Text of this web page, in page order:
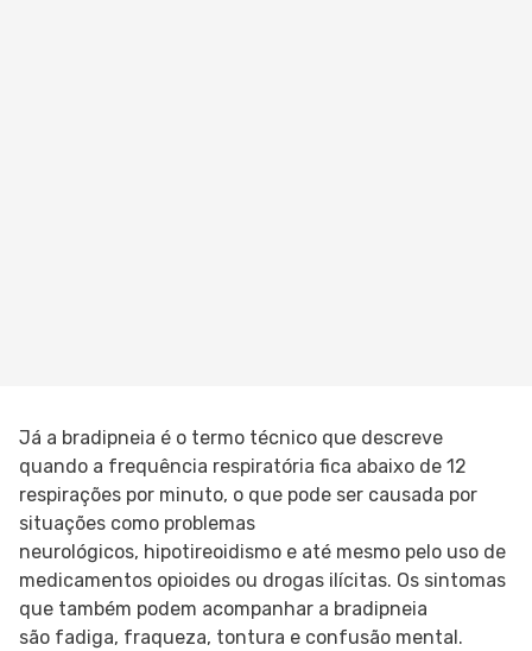
Já a bradipneia é o termo técnico que descreve
quando a frequência respiratória fica abaixo de 12
respirações por minuto, o que pode ser causada por
situações como problemas
neurológicos, hipotireoidismo e até mesmo pelo uso de
medicamentos opioides ou drogas ilícitas. Os sintomas
que também podem acompanhar a bradipneia
são fadiga, fraqueza, tontura e confusão mental.